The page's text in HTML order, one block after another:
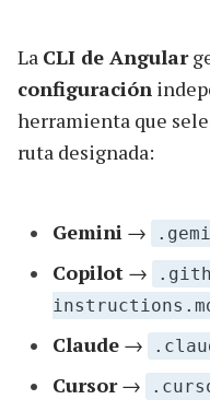
La CLI de Angular
configuración
herramienta que
ruta designada:
Gemini →
Copilot →
Claude →
Cursor→